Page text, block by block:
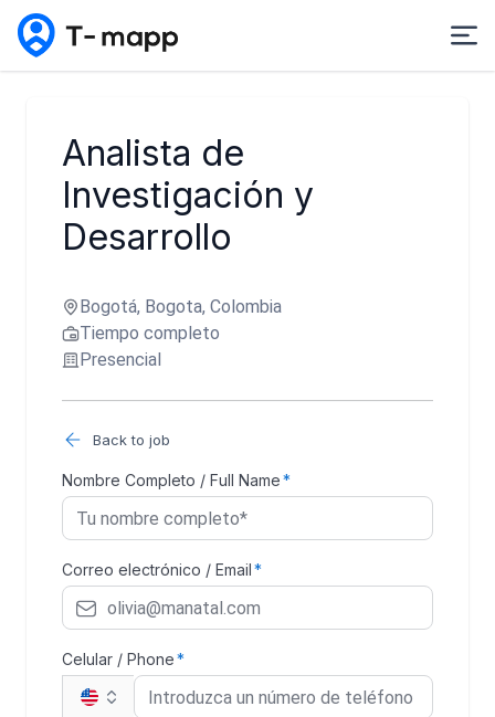
Analista de
Investigación y
Desarrollo
Bogotá, Bogota, Colombia
Tiempo completo
Presencial
Back to job